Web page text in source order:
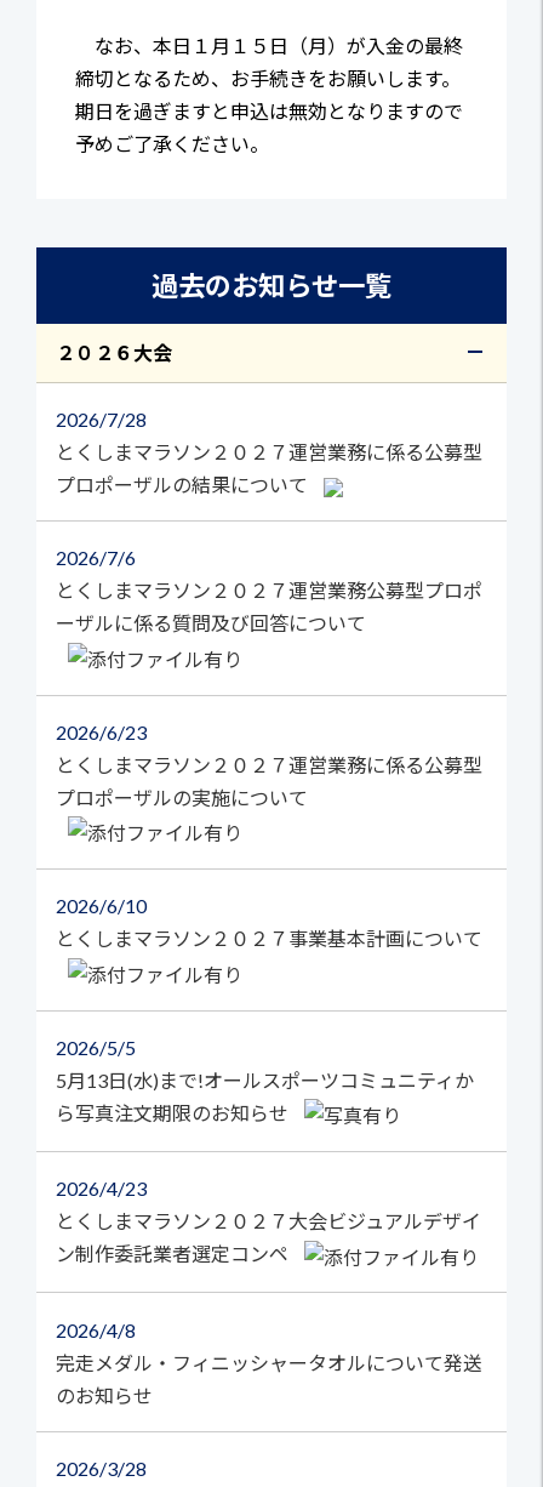
なお、本日１月１５日（月）が入金の最終
締切となるため、お手続きをお願いします。
期日を過ぎますと申込は無効となりますので
予めご了承ください。
過去のお知らせ一覧
２０２６大会
2026 7/28
とくしまマラソン２０２７運営業務に係る公募型
プロポーザルの結果について
2026 7/6
とくしまマラソン２０２７運営業務公募型プロポ
ーザルに係る質問及び回答について
2026 6/23
とくしまマラソン２０２７運営業務に係る公募型
プロポーザルの実施について
2026 6/10
とくしまマラソン２０２７事業基本計画について
2026 5/5
5月13日(水)まで!オールスポーツコミュニティか
ら写真注文期限のお知らせ
2026 4/23
とくしまマラソン２０２７大会ビジュアルデザイ
ン制作委託業者選定コンペ
2026 4/8
完走メダル・フィニッシャータオルについて発送
のお知らせ
2026 3/28